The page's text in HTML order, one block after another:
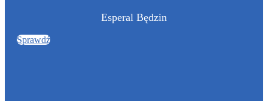
Esperal Będzin
Sprawdź